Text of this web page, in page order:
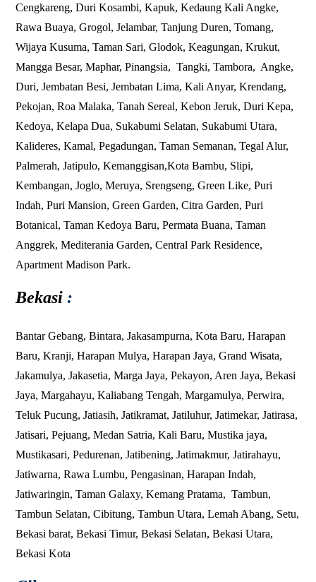
Cengkareng,Duri Kosambi,Kapuk,Kedaung Kali Angke,
Rawa Buaya,Grogol,Jelambar,Tanjung Duren,Tomang,
Wijaya Kusuma,Taman Sari,Glodok,Keagungan,Krukut,
Mangga Besar,Maphar,Pinangsia,Tangki,Tambora, Angke,
Duri,Jembatan Besi,Jembatan Lima,Kali Anyar,Krendang,
Pekojan,Roa Malaka,Tanah Sereal,Kebon Jeruk,Duri Kepa,
Kedoya, Kelapa Dua, Sukabumi Selatan, Sukabumi Utara,
Kalideres,Kamal,Pegadungan,Taman Semanan,Tegal Alur,
Palmerah,Jatipulo,Kemanggisan,Kota Bambu, Slipi,
Kembangan,Joglo,Meruya, Srengseng,Green Like,Puri
Indah,Puri Mansion,Green Garden,Citra Garden,Puri
Botanical,Taman Kedoya Baru, Permata Buana, Taman
Anggrek, Mediterania Garden, Central Park Residence,
Apartment Madison Park.
Bekasi :
Bantar Gebang,Bintara,Jakasampurna,Kota Baru,Harapan
Baru,Kranji,Harapan Mulya,Harapan Jaya,Grand Wisata,
Jakamulya,Jakasetia,Marga Jaya,Pekayon, Aren Jaya,Bekasi
Jaya,Margahayu,Kaliabang Tengah,Margamulya,Perwira,
Teluk Pucung,Jatiasih,Jatikramat,Jatiluhur,Jatimekar,Jatirasa,
Jatisari,Pejuang,Medan Satria,Kali Baru,Mustika jaya,
Mustikasari,Pedurenan,Jatibening,Jatimakmur,Jatirahayu,
Jatiwarna,Rawa Lumbu,Pengasinan,Harapan Indah,
Jatiwaringin,Taman Galaxy,Kemang Pratama,Tambun,
Tambun Selatan,Cibitung, Tambun Utara,Lemah Abang, Setu,
Bekasi barat,Bekasi Timur,Bekasi Selatan,Bekasi Utara,
Bekasi Kota